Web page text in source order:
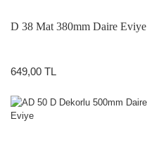
D 38 Mat 380mm Daire Eviye
649,00 TL